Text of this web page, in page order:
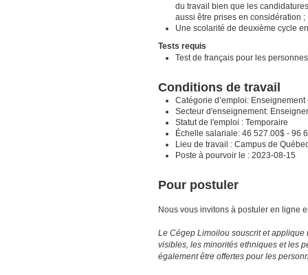
du travail bien que les
aussi être prises en considération ;
Une scolarité de deuxième cycle
Tests requis
Test de français pour les
Conditions de travail
Catégorie d’emploi:
Secteur d'enseignement:
Statut de l'emploi : Temporaire
Échelle salariale: 46 527.00$ - 96
Lieu de travail : Campus de
Poste à pourvoir le : 2023-08-15
Pour postuler
Nous vous invitons à postuler en ligne
Le Cégep Limoilou souscrit et applique
visibles, les minorités ethniques et les
également être offertes pour les